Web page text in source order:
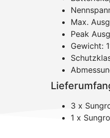
Max.
Peak
Gewicht:
3 x
1 x